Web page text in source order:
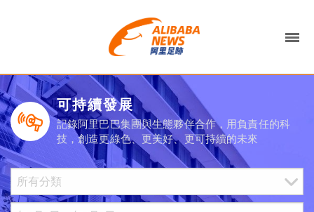
可持續發展
記錄阿里巴巴集團與生態夥伴合作，用負責任的科
技，創造更綠色、更美好、更可持續的未來